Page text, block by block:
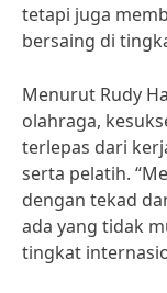
tetapi juga
bersaing di
Menurut Rudy
olahraga,
terlepas dari
serta pelatih.
dengan tekad
ada yang tidak
tingkat